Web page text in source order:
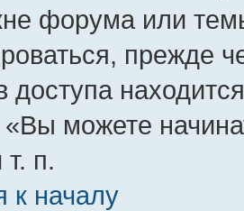
форума или
прежде
доступа
можете
п.
к началу